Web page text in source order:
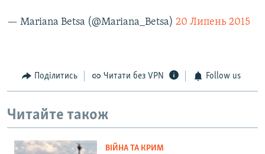
— Mariana Betsa (@Mariana_Betsa) 20 Липень 2015
Поділитись Читати без VPN Follow us
Читайте також
ВІЙНА ТА КРИМ